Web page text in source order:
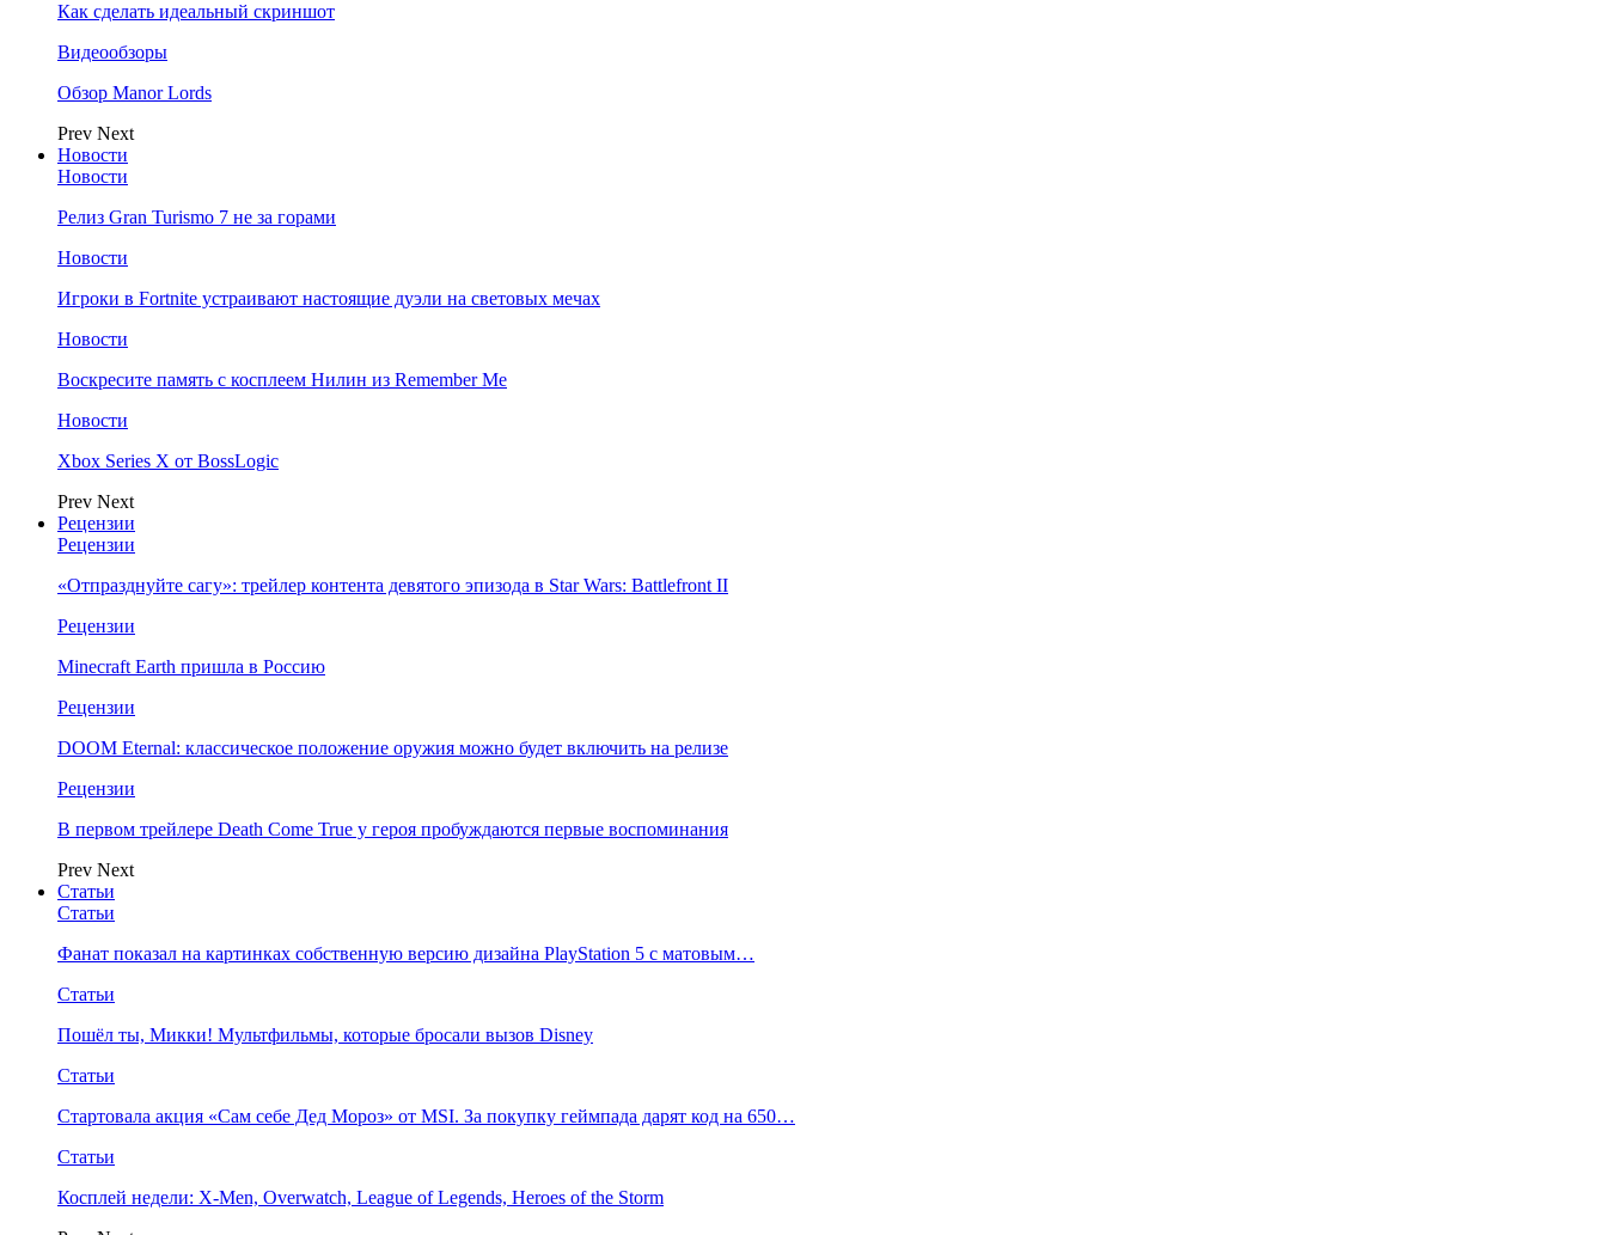
Как сделать идеальный скриншот
Видеообзоры
Обзор Manor Lords
Prev Next
Новости
Новости
Релиз Gran Turismo 7 не за горами
Новости
Игроки в Fortnite устраивают настоящие дуэли на световых мечах
Новости
Воскресите память с косплеем Нилин из Remember Me
Новости
Xbox Series X от BossLogic
Prev Next
Рецензии
Рецензии
«Отпразднуйте сагу»: трейлер контента девятого эпизода в Star Wars: Battlefront II
Рецензии
Minecraft Earth пришла в Россию
Рецензии
DOOM Eternal: классическое положение оружия можно будет включить на релизе
Рецензии
В первом трейлере Death Come True у героя пробуждаются первые воспоминания
Prev Next
Статьи
Статьи
Фанат показал на картинках собственную версию дизайна PlayStation 5 с матовым…
Статьи
Пошёл ты, Микки! Мультфильмы, которые бросали вызов Disney
Статьи
Стартовала акция «Сам себе Дед Мороз» от MSI. За покупку геймпада дарят код на 650…
Статьи
Косплей недели: X-Men, Overwatch, League of Legends, Heroes of the Storm